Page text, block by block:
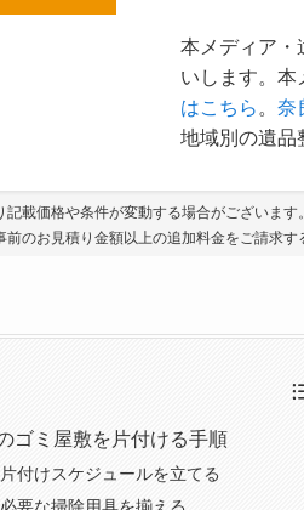
本メディア・
いします。
はこちら。奈
地域別の遺
記載価格や条件が変動する場合がございま
のお見積り金額以上の追加料金をご請求す
ゴミ屋敷を片付ける手順
片付けスケジュールを立てる
必要な掃除用具を揃える